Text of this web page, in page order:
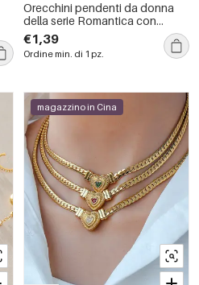
Orecchini pendenti da donna
della serie Romantica con
fiocco retrò, stampa leopardata,
cerchio, in acciaio inossidabile,
impermeabili, colore oro.
€1,39
Ordine min. di 1 pz.
magazzino in Cina